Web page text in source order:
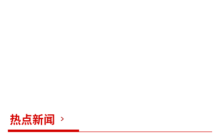
短短半个月内就吸引了超过1.3万台的订单，足
热点新闻